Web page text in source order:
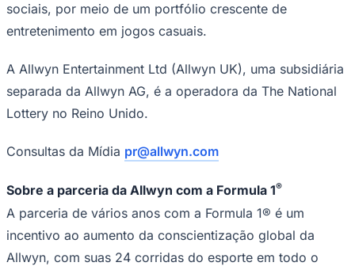
sociais, por meio de um portfólio crescente de
entretenimento em jogos casuais.
A Allwyn Entertainment Ltd (Allwyn UK), uma subsidiária
separada da Allwyn AG, é a operadora da The National
Lottery no Reino Unido.
Consultas da Mídia pr@allwyn.com
Sobre a parceria da Allwyn com a Formula 1®
A parceria de vários anos com a Formula 1® é um
incentivo ao aumento da conscientização global da
Allwyn, com suas 24 corridas do esporte em todo o